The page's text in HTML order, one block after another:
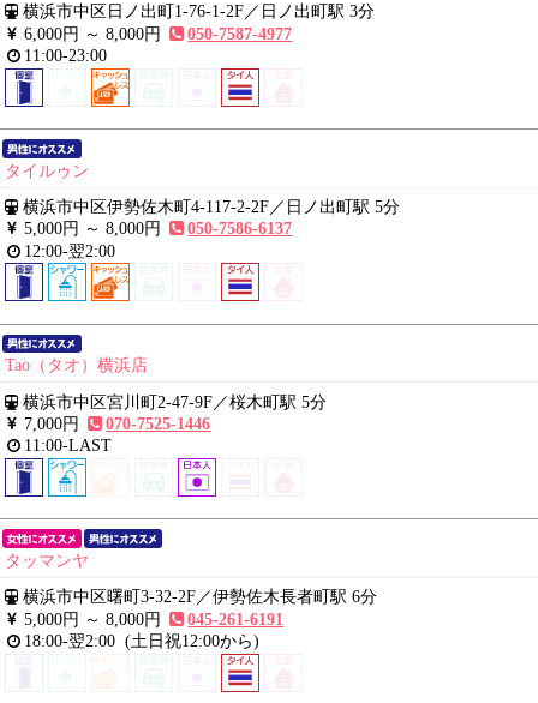
横浜市中区日ノ出町1-76-1-2F／ 日ノ出町駅 3分
6,000円 ～8,000円
050-7587-4977
11:00-23:00
タイルゥン
横浜市中区伊勢佐木町4-117-2-2F／ 日ノ出町駅 5分
5,000円 ～8,000円
050-7586-6137
12:00-翌2:00
Tao（タオ）横浜店
横浜市中区宮川町2-47-9F／桜木町駅 5分
7,000円
070-7525-1446
11:00-LAST
タッマンヤ
横浜市中区曙町3-32-2F／伊勢佐木長者町駅 6分
5,000円 ～8,000円
045-261-6191
18:00-翌2:00 (土日祝12:00から)